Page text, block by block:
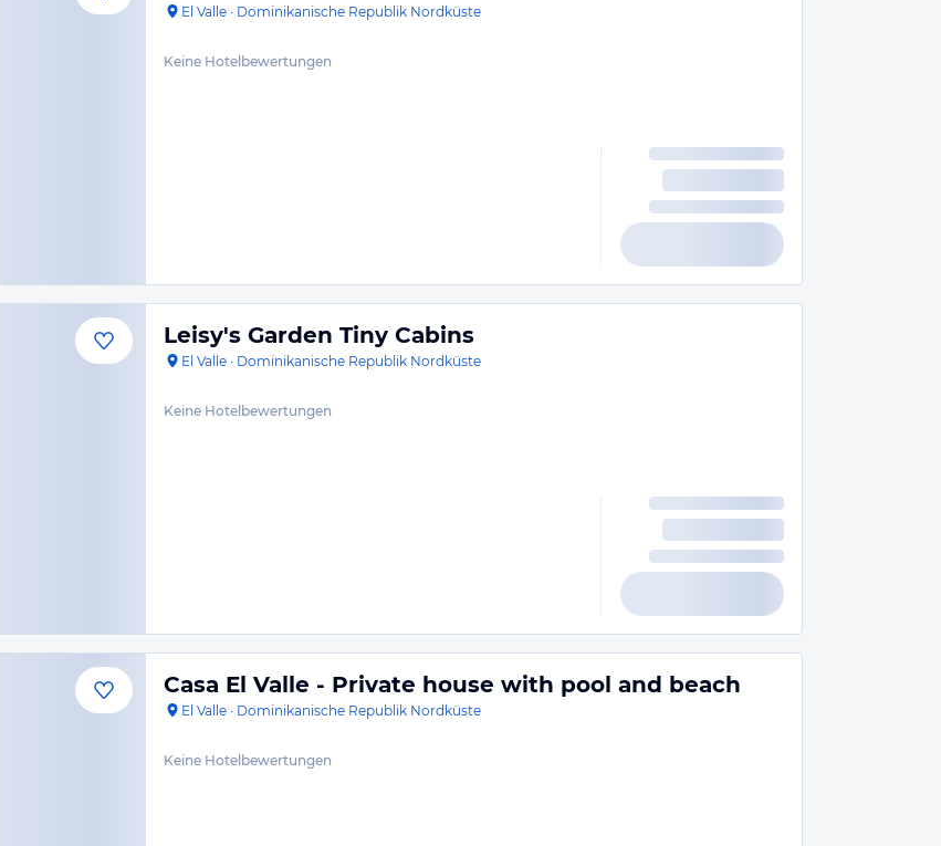
El Valle · Dominikanische Republik Nordküste
Keine Hotelbewertungen
Leisy's Garden Tiny Cabins
El Valle · Dominikanische Republik Nordküste
Keine Hotelbewertungen
Casa El Valle - Private house with pool and beach
El Valle · Dominikanische Republik Nordküste
Keine Hotelbewertungen